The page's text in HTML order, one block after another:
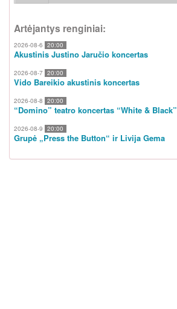
Artėjantys renginiai:
2026-08-6 20:00
Akustinis Justino Jaručio koncertas
2026-08-7 20:00
Vido Bareikio akustinis koncertas
2026-08-8 20:00
“Domino” teatro koncertas “White & Black”
2026-08-9 20:00
Grupė „Press the Button“ ir Livija Gema